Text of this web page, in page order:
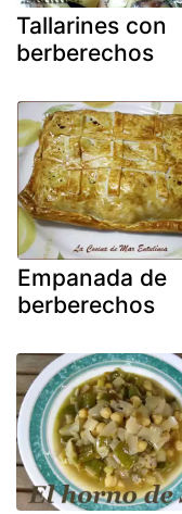
Tallarines con
berberechos
Empanada de
berberechos